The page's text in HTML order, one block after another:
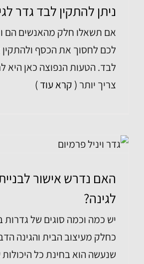
ניתן להתקין לבד גדר
אם תשאלו חלק מהאנשים הם
לכם לחסוך את הכסף
לבד. הטעות הנפוצה כאן היא
צריך יותר ( קרא עוד )
האם נדרש אישור
לגינה?
יש כמה וכמה סוגים של גדרות
כחלק מעיצוב הבית והגינה
שנעשה הוא בחינת כל